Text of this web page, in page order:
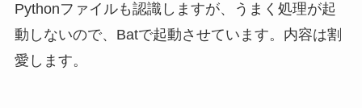
Pythonファイルも認識しますが、うまく処理が起
動しないので、Batで起動させています。内容は割
愛します。